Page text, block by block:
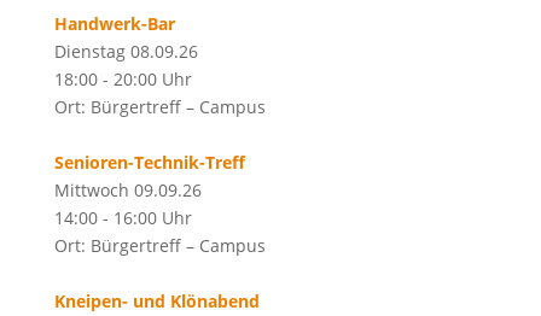
Handwerk-Bar
Dienstag 08.09.26
18:00 - 20:00 Uhr
Ort: Bürgertreff – Campus
Senioren-Technik-Treff
Mittwoch 09.09.26
14:00 - 16:00 Uhr
Ort: Bürgertreff – Campus
Kneipen- und Klönabend